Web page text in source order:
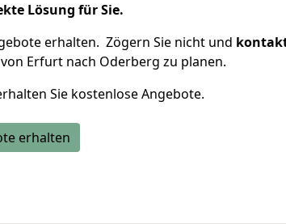
Lösung für Sie.
erhalten. Zögern Sie nicht und
Erfurt nach Oderberg zu planen.
Sie kostenlose Angebote.
erhalten